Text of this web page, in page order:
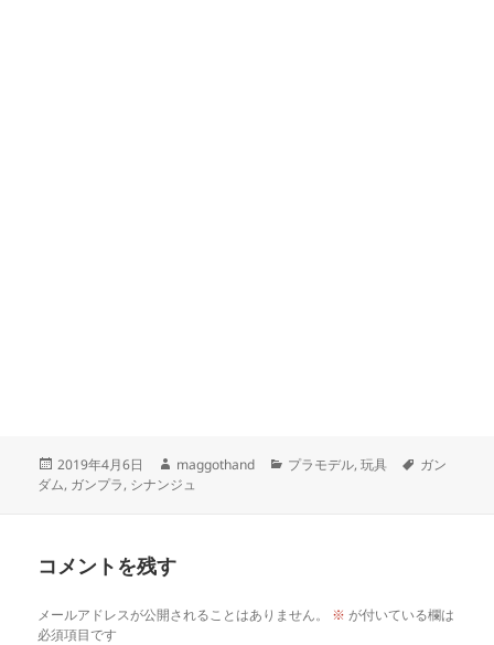
投
稿
2019年4月6日
作
成
maggothand
カ
プラモデル,玩具
タ
ガン
ダム, ガンプラ, シナンジュ
コメントを残す
メールアドレスが公開されることはありません。 ※ が付いている欄は
必須項目です